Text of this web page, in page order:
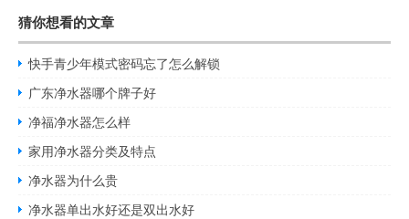
猜你想看的文章
快手青少年模式密码忘了怎么解锁
广东净水器哪个牌子好
净福净水器怎么样
家用净水器分类及特点
净水器为什么贵
净水器单出水好还是双出水好